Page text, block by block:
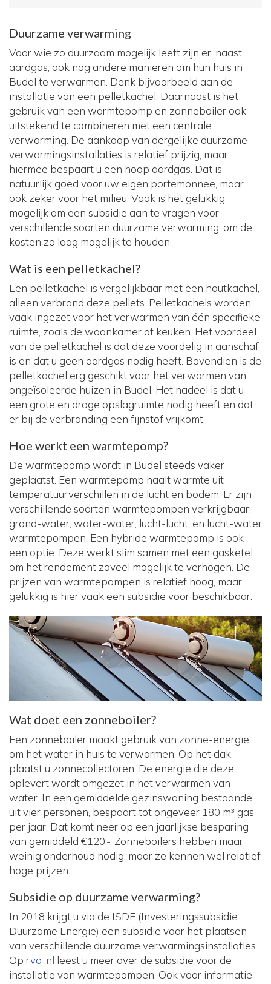
Duurzame verwarming
Voor wie zo duurzaam mogelijk leeft zijn er, naast
aardgas, ook nog andere manieren om hun huis in
Budel te verwarmen. Denk bijvoorbeeld aan de
installatie van een pelletkachel. Daarnaast is het
gebruik van een warmtepomp en zonneboiler ook
uitstekend te combineren met een centrale
verwarming. De aankoop van dergelijke duurzame
verwarmingsinstallaties is relatief prijzig, maar
hiermee bespaart u een hoop aardgas. Dat is
natuurlijk goed voor uw eigen portemonnee, maar
ook zeker voor het milieu. Vaak is het gelukkig
mogelijk om een subsidie aan te vragen voor
verschillende soorten duurzame verwarming, om de
kosten zo laag mogelijk te houden.
Wat is een pelletkachel?
Een pelletkachel is vergelijkbaar met een houtkachel,
alleen verbrand deze pellets. Pelletkachels worden
vaak ingezet voor het verwarmen van één specifieke
ruimte, zoals de woonkamer of keuken. Het voordeel
van de pelletkachel is dat deze voordelig in aanschaf
is en dat u geen aardgas nodig heeft. Bovendien is de
pelletkachel erg geschikt voor het verwarmen van
ongeïsoleerde huizen in Budel. Het nadeel is dat u
een grote en droge opslagruimte nodig heeft en dat
er bij de verbranding een fijnstof vrijkomt.
Hoe werkt een warmtepomp?
De warmtepomp wordt in Budel steeds vaker
geplaatst. Een warmtepomp haalt warmte uit
temperatuurverschillen in de lucht en bodem. Er zijn
verschillende soorten warmtepompen verkrijgbaar:
grond-water, water-water, lucht-lucht, en lucht-water
warmtepompen. Een hybride warmtepomp is ook
een optie. Deze werkt slim samen met een gasketel
om het rendement zoveel mogelijk te verhogen. De
prijzen van warmtepompen is relatief hoog, maar
gelukkig is hier vaak een subsidie voor beschikbaar.
Wat doet een zonneboiler?
Een zonneboiler maakt gebruik van zonne-energie
om het water in huis te verwarmen. Op het dak
plaatst u zonnecollectoren. De energie die deze
oplevert wordt omgezet in het verwarmen van
water. In een gemiddelde gezinswoning bestaande
uit vier personen, bespaart tot ongeveer 180 m³ gas
per jaar. Dat komt neer op een jaarlijkse besparing
van gemiddeld €120,-. Zonneboilers hebben maar
weinig onderhoud nodig, maar ze kennen wel relatief
hoge prijzen.
Subsidie op duurzame verwarming?
In 2018 krijgt u via de ISDE (Investeringssubsidie
Duurzame Energie) een subsidie voor het plaatsen
van verschillende duurzame verwarmingsinstallaties.
Op rvo .nl leest u meer over de subsidie voor de
installatie van warmtepompen. Ook voor informatie